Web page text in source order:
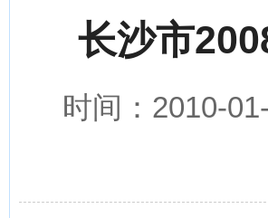
长沙市
时间：2010-